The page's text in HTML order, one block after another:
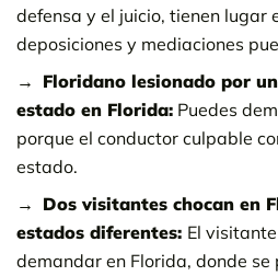
defensa y el juicio, tienen lugar
deposiciones y mediaciones
Floridano lesionado por
estado en Florida: Puedes
porque el conductor culpable
estado.
Dos visitantes chocan en
estados diferentes: El
demandar en Florida, donde se